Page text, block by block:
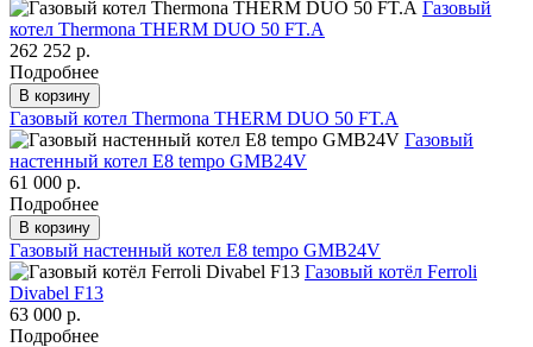
Газовый
котел Thermona THERM DUO 50 FT.A
262 252 р.
Подробнее
В корзину
Газовый котел Thermona THERM DUO 50 FT.A
Газовый
настенный котел E8 tempo GMB24V
61 000 р.
Подробнее
В корзину
Газовый настенный котел E8 tempo GMB24V
Газовый котёл Ferroli
Divabel F13
63 000 р.
Подробнее